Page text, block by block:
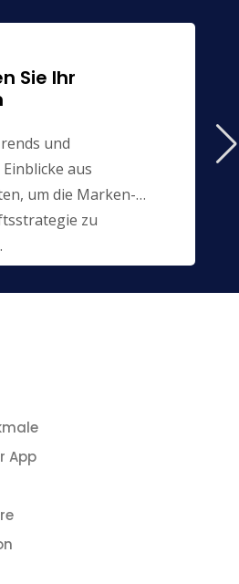
Sie Ihr
und
aus
um die Marken-
zu
App